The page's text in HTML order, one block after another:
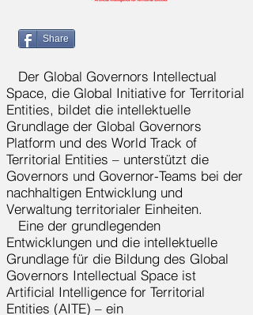
Share
Der Global Governors Intellectual
Space, die Global Initiative for Territorial
Entities, bildet die intellektuelle
Grundlage der Global Governors
Platform und des World Track of
Territorial Entities – unterstützt die
Governors und Governor-Teams bei der
nachhaltigen Entwicklung und
Verwaltung territorialer Einheiten.
Eine der grundlegenden
Entwicklungen und die intellektuelle
Grundlage für die Bildung des Global
Governors Intellectual Space ist
Artificial Intelligence for Territorial
Entities (AITE) – ein